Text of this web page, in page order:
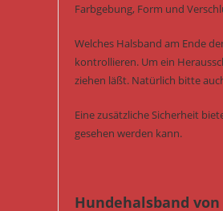
Farbgebung, Form und
Welches Halsband am Ende
kontrollieren. Um ein
ziehen läßt. Natürlich bitte
Eine zusätzliche Sicherheit
gesehen werden kann.
Hundehalsband